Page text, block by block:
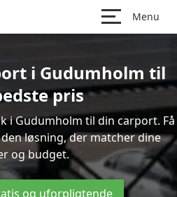
Menu
i Gudumholm til
pris
i Gudumholm til din carport. Få
løsning, der matcher dine
og budget.
og uforpligtende